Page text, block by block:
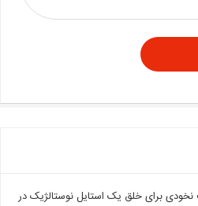
نخودی برای خلق یک استایل نوستالژیک در